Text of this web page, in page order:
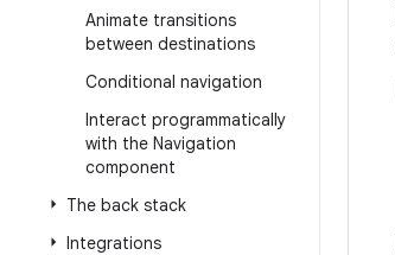
Animate transitions
between destinations
Conditional navigation
Interact programmatically
with the Navigation
component
The back stack
Integrations